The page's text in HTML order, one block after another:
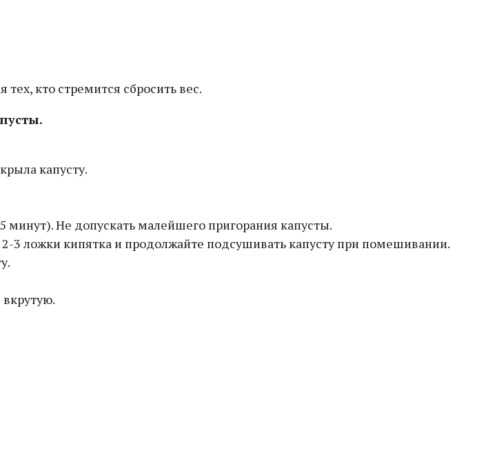
кто стремится сбросить вес.
капусту.
Не допускать малейшего пригорания капусты.
3 ложки кипятка и продолжайте подсушивать капусту при помешивании.